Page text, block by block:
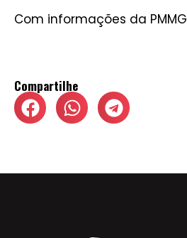
Com informações da PMMG
Compartilhe